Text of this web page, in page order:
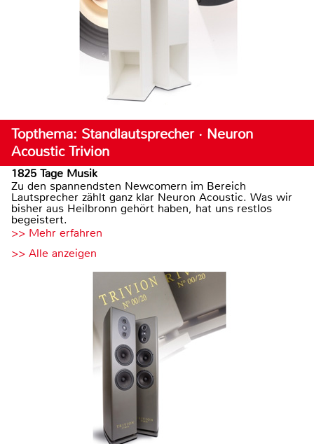
Topthema: Standlautsprecher · Neuron
Acoustic Trivion
1825 Tage Musik
Zu den spannendsten Newcomern im Bereich
Lautsprecher zählt ganz klar Neuron Acoustic. Was wir
bisher aus Heilbronn gehört haben, hat uns restlos
begeistert.
>> Mehr erfahren
>> Alle anzeigen